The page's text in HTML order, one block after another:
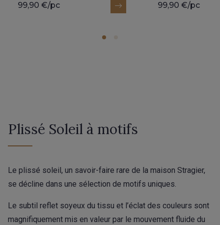
99,90 €/pc 99,90 €/pc
Plissé Soleil à motifs
Le plissé soleil, un savoir-faire rare de la maison Stragier,
se décline dans une sélection de motifs uniques.
Le subtil reflet soyeux du tissu et l’éclat des couleurs sont
magnifiquement mis en valeur par le mouvement fluide du